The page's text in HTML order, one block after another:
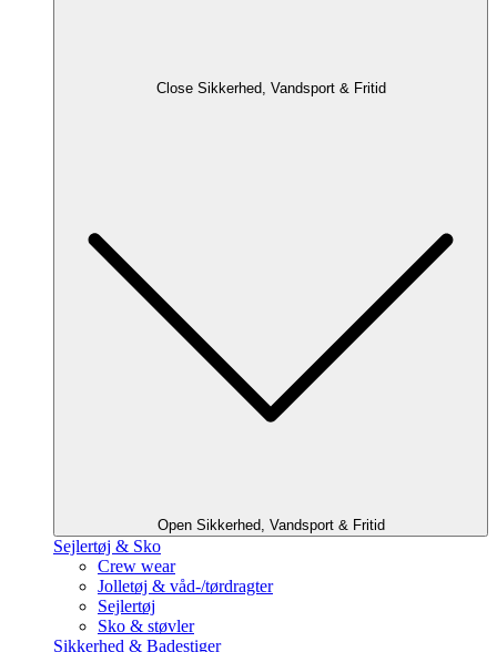
Close Sikkerhed, Vandsport & Fritid
Open Sikkerhed, Vandsport & Fritid
Sejlertøj & Sko
Crew wear
Jolletøj & våd-/tørdragter
Sejlertøj
Sko & støvler
Sikkerhed & Badestiger